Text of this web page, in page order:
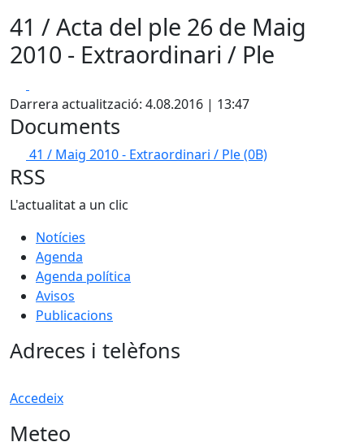
41 / Acta del ple 26 de Maig
2010 - Extraordinari / Ple
Darrera actualització: 4.08.2016 | 13:47
Documents
41 / Maig 2010 - Extraordinari / Ple(0B)
RSS
L'actualitat a un clic
Notícies
Agenda
Agenda política
Avisos
Publicacions
Adreces i telèfons
Accedeix
Meteo